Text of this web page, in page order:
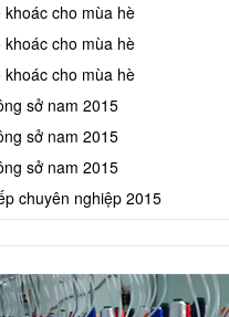
cho mùa hè
cho mùa hè
cho mùa hè
sở nam 2015
sở nam 2015
sở nam 2015
chuyên nghiệp 2015